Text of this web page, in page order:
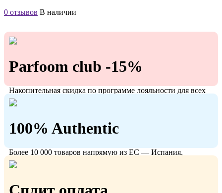
0 отзывов В наличии
Parfoom club -15%
Накопительная скидка по программе лояльности для всех
кто с нами!
100% Authentic
Более 10 000 товаров напрямую из ЕС — Испания,
Польша, Германия.